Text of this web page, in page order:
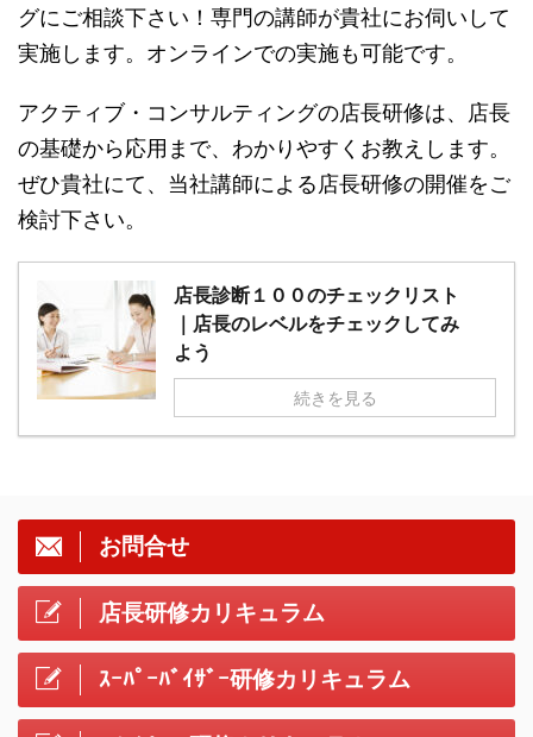
グにご相談下さい！専門の講師が貴社にお伺いして
実施します。オンラインでの実施も可能です。
アクティブ・コンサルティングの店長研修は、店長
の基礎から応用まで、わかりやすくお教えします。
ぜひ貴社にて、当社講師による店長研修の開催をご
検討下さい。
店長診断１００のチェックリスト
｜店長のレベルをチェックしてみ
よう
続きを見る
お問合せ
店長研修カリキュラム
ｽｰﾊﾟｰﾊﾞｲｻﾞｰ研修カリキュラム